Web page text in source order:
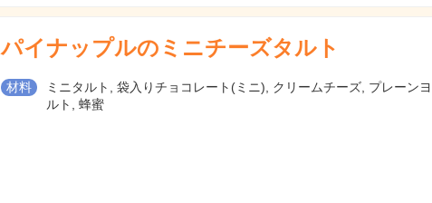
パイナップルのミニチーズタルト
材料
ミニタルト, 袋入りチョコレート(ミニ), クリームチーズ, プレーン
ルト, 蜂蜜